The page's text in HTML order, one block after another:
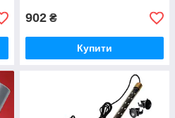
902 ₴
Купити